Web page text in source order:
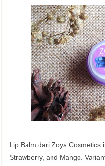
Lip Balm dari Zoya Cosmetics
Strawberry, and Mango.